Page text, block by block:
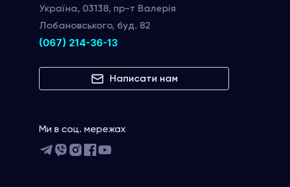
Україна, 03138, пр-т Валерія
Лобановського, буд. 82
(067) 214-36-13
Написати нам
Ми в соц. мережах